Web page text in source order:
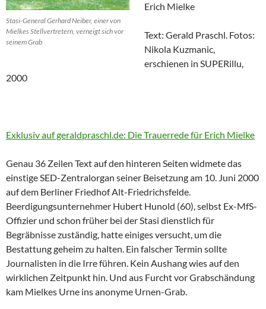
Stasi-General Gerhard Neiber, einer von
Mielkes Stellvertretern, verneigt sich vor
seinem Grab
Erich Mielke
Text: Gerald Praschl. Fotos:
Nikola Kuzmanic,
erschienen in SUPERillu,
2000
Exklusiv auf geraldpraschl.de: Die Trauerrede für Erich Mielke
Genau 36 Zeilen Text auf den hinteren Seiten widmete das
einstige SED-Zentralorgan seiner Beisetzung am 10. Juni 2000
auf dem Berliner Friedhof Alt-Friedrichsfelde.
Beerdigungsunternehmer Hubert Hunold (60), selbst Ex-MfS-
Offizier und schon früher bei der Stasi dienstlich für
Begräbnisse zuständig, hatte einiges versucht, um die
Bestattung geheim zu halten. Ein falscher Termin sollte
Journalisten in die Irre führen. Kein Aushang wies auf den
wirklichen Zeitpunkt hin. Und aus Furcht vor Grabschändung
kam Mielkes Urne ins anonyme Urnen-Grab.